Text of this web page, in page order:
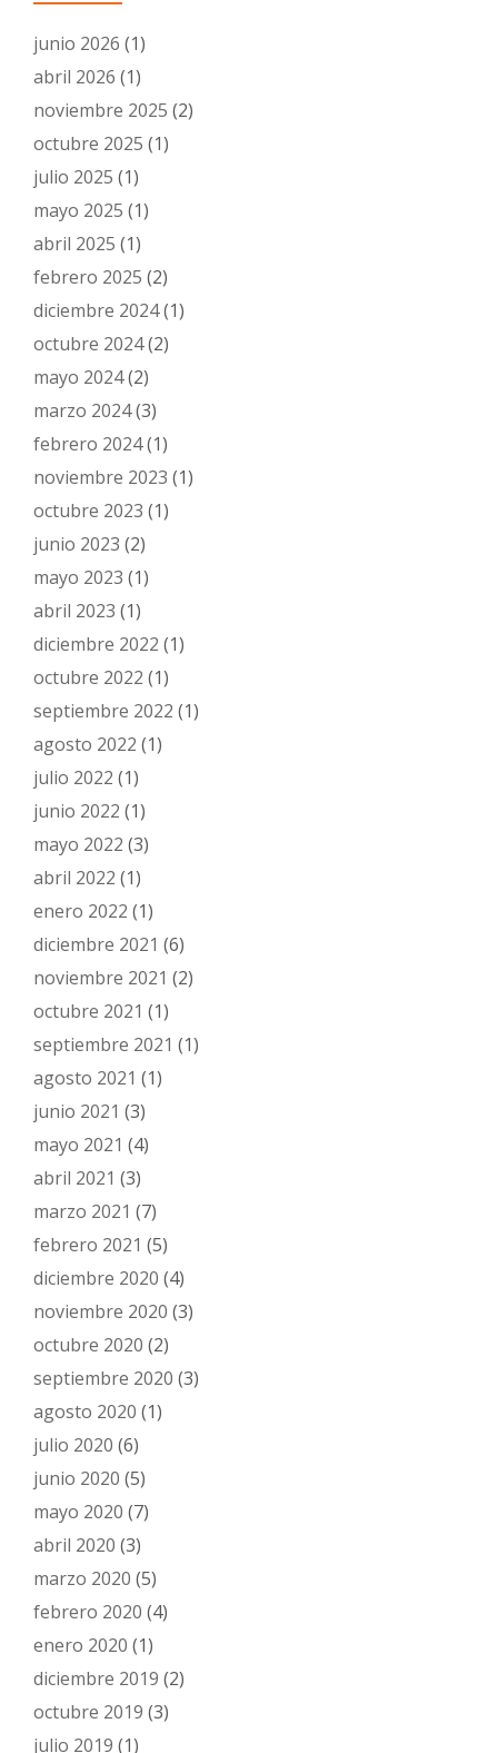
junio 2026 (1)
abril 2026 (1)
noviembre 2025 (2)
octubre 2025 (1)
julio 2025 (1)
mayo 2025 (1)
abril 2025 (1)
febrero 2025 (2)
diciembre 2024(1)
octubre 2024(2)
mayo 2024(2)
marzo 2024(3)
febrero 2024(1)
noviembre 2023 (1)
octubre 2023 (1)
junio 2023 (2)
mayo 2023 (1)
abril 2023 (1)
diciembre 2022 (1)
octubre 2022 (1)
septiembre 2022 (1)
agosto 2022 (1)
julio 2022 (1)
junio 2022 (1)
mayo 2022 (3)
abril 2022 (1)
enero 2022 (1)
diciembre 2021 (6)
noviembre 2021 (2)
octubre 2021 (1)
septiembre 2021 (1)
agosto 2021 (1)
junio 2021 (3)
mayo 2021 (4)
abril 2021 (3)
marzo 2021 (7)
febrero 2021 (5)
diciembre 2020 (4)
noviembre 2020 (3)
octubre 2020 (2)
septiembre 2020 (3)
agosto 2020 (1)
julio 2020 (6)
junio 2020 (5)
mayo 2020 (7)
abril 2020 (3)
marzo 2020 (5)
febrero 2020 (4)
enero 2020 (1)
diciembre 2019 (2)
octubre 2019 (3)
julio 2019 (1)